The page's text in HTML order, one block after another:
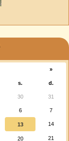
»
s. d.
30 31
6 7
13 14
20 21